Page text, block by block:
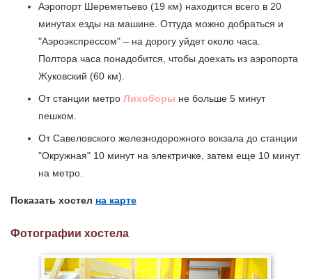
Аэропорт Шереметьево (19 км) находится всего в 20
минутах езды на машине. Оттуда можно добраться и
"Аэроэкспрессом" – на дорогу уйдет около часа.
Полтора часа понадобится, чтобы доехать из аэропорта
Жуковский (60 км).
От станции метро Лихоборы не больше 5 минут
пешком.
От Савеловского железнодорожного вокзала до станции
"Окружная" 10 минут на электричке, затем еще 10 минут
на метро.
Показать хостел на карте
Фотографии хостела